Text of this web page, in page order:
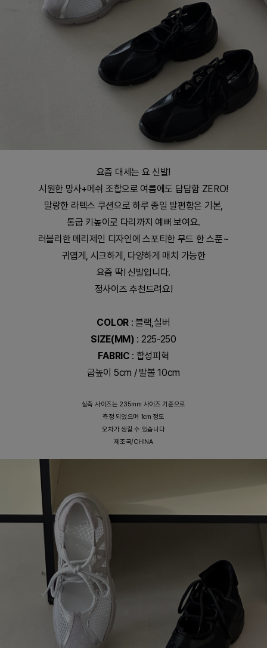
요즘 대세는 요 신발!
시원한 망사+메쉬 조합으로 여름에도 답답함 ZERO!
말랑한 라텍스 쿠션으로 하루 종일 발편함은 기본,
통굽 키높이로 다리까지 예뻐 보여요.
러블리한 메리제인 디자인에 스포티한 무드 한 스푼~
귀엽게, 시크하게, 다양하게 매치 가능한
요즘 딱! 신발입니다.
정사이즈 추천드려요!
COLOR: 블랙,실버
SIZE(MM) : 225-250
FABRIC : 합성피혁
굽높이 5cm / 발볼 10cm
실측 사이즈는 235mm 사이즈 기준으로
측정 되었으며 1cm 정도
오차가 생길 수 있습니다
제조국/CHINA